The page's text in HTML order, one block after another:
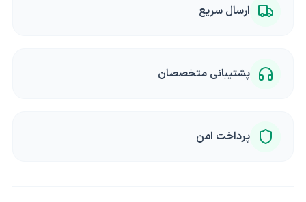
ارسال سریع
پشتیبانی متخصصان
پرداخت امن